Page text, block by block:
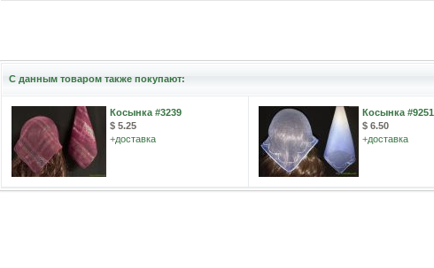
С данным товаром также покупают:
Косынка #3239
$ 5.25
+доставка
Косынка #9251
$ 6.50
+доставка